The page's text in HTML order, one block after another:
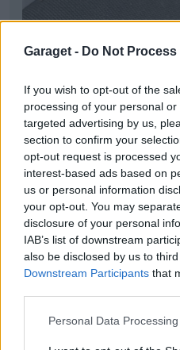
Garaget - Do Not
If you wish to opt-out of the
processing of your personal
targeted advertising by us,
section to confirm your
opt-out request is processed
interest-based ads based on
us or personal information
your opt-out. You may
disclosure of your personal
IAB’s list of downstream
also be disclosed by us to
Downstream Participants that
Personal Data